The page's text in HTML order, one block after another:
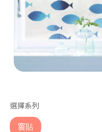
選擇系列
窗貼